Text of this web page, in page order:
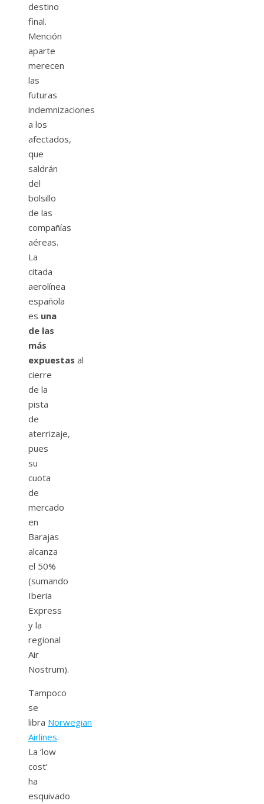
destino
final.
Mención
aparte
merecen
las
futuras
indemnizaciones
a los
afectados,
que
saldrán
del
bolsillo
de las
compañías
aéreas.
La
citada
aerolínea
española
es una
de las
más
expuestas al
cierre
de la
pista
de
aterrizaje,
pues
su
cuota
de
mercado
en
Barajas
alcanza
el 50%
(sumando
Iberia
Express
y la
regional
Air
Nostrum).
Tampoco
se
libra Norwegian
Airlines.
La ‘low
cost’
ha
esquivado